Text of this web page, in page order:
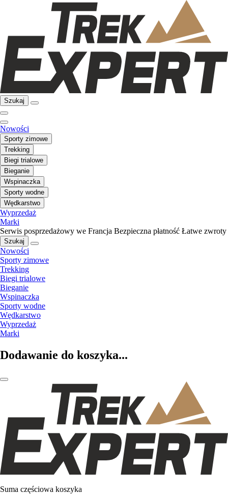
Szukaj
Nowości
Sporty zimowe
Trekking
Biegi trialowe
Bieganie
Wspinaczka
Sporty wodne
Wędkarstwo
Wyprzedaż
Marki
Serwis posprzedażowy we Francja Bezpieczna płatność Łatwe zwroty
Szukaj
Nowości
Sporty zimowe
Trekking
Biegi trialowe
Bieganie
Wspinaczka
Sporty wodne
Wędkarstwo
Wyprzedaż
Marki
Dodawanie do koszyka...
Suma częściowa koszyka